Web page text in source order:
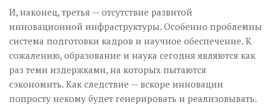
И, наконец, третья — отсутствие развитой
инновационной инфраструктуры. Особенно проблемны
система подготовки кадров и научное обеспечение. К
сожалению, образование и наука сегодня являются как
раз теми издержками, на которых пытаются
сэкономить. Как следствие — вскоре инновации
попросту некому будет генерировать и реализовывать.